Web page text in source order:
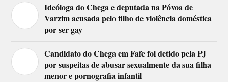
Ideóloga do Chega e deputada na Póvoa de
Varzim acusada pelo filho de violência doméstica
por ser gay
Candidato do Chega em Fafe foi detido pela PJ
por suspeitas de abusar sexualmente da sua filha
menor e pornografia infantil